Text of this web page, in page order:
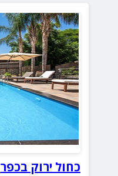
כחול ירוק בכפר